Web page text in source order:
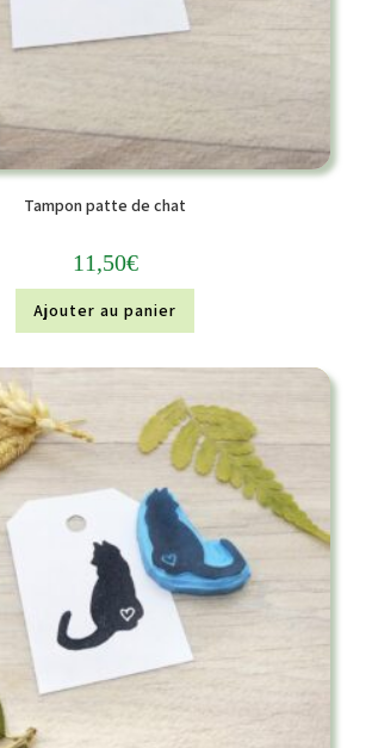
Tampon patte de chat
11,50€
Ajouter au panier